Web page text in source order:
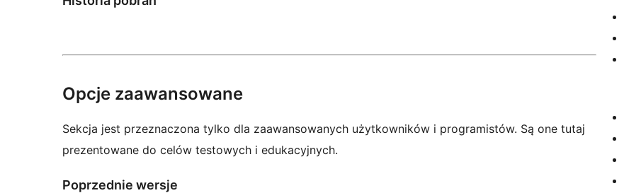
Opcje zaawansowane
Sekcja jest przeznaczona tylko dla zaawansowanych użytkowników i programistów. Są one tutaj
prezentowane do celów testowych i edukacyjnych.
Poprzednie wersje